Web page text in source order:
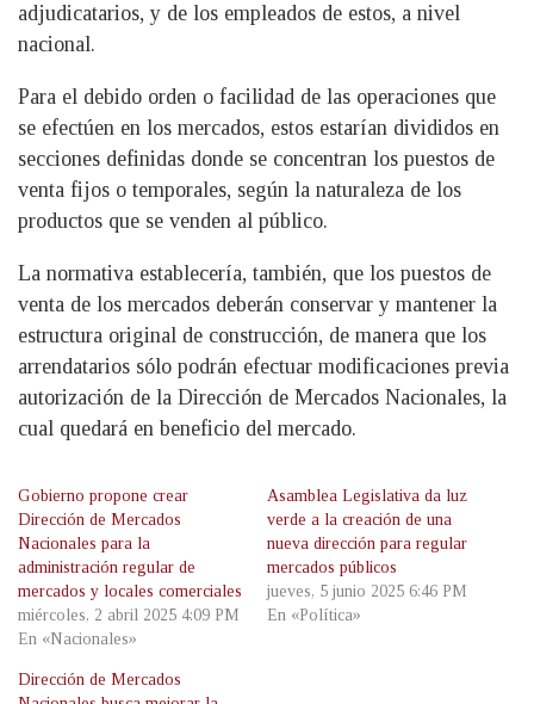
adjudicatarios, y de los empleados de estos, a nivel
nacional.
Para el debido orden o facilidad de las operaciones que
se efectúen en los mercados, estos estarían divididos en
secciones definidas donde se concentran los puestos de
venta fijos o temporales, según la naturaleza de los
productos que se venden al público.
La normativa establecería, también, que los puestos de
venta de los mercados deberán conservar y mantener la
estructura original de construcción, de manera que los
arrendatarios sólo podrán efectuar modificaciones previa
autorización de la Dirección de Mercados Nacionales, la
cual quedará en beneficio del mercado.
Gobierno propone crear
Dirección de Mercados
Nacionales para la
administración regular de
mercados y locales comerciales
miércoles, 2 abril 2025 4:09 PM
En «Nacionales»
Asamblea Legislativa da luz
verde a la creación de una
nueva dirección para regular
mercados públicos
jueves, 5 junio 2025 6:46 PM
En «Política»
Dirección de Mercados